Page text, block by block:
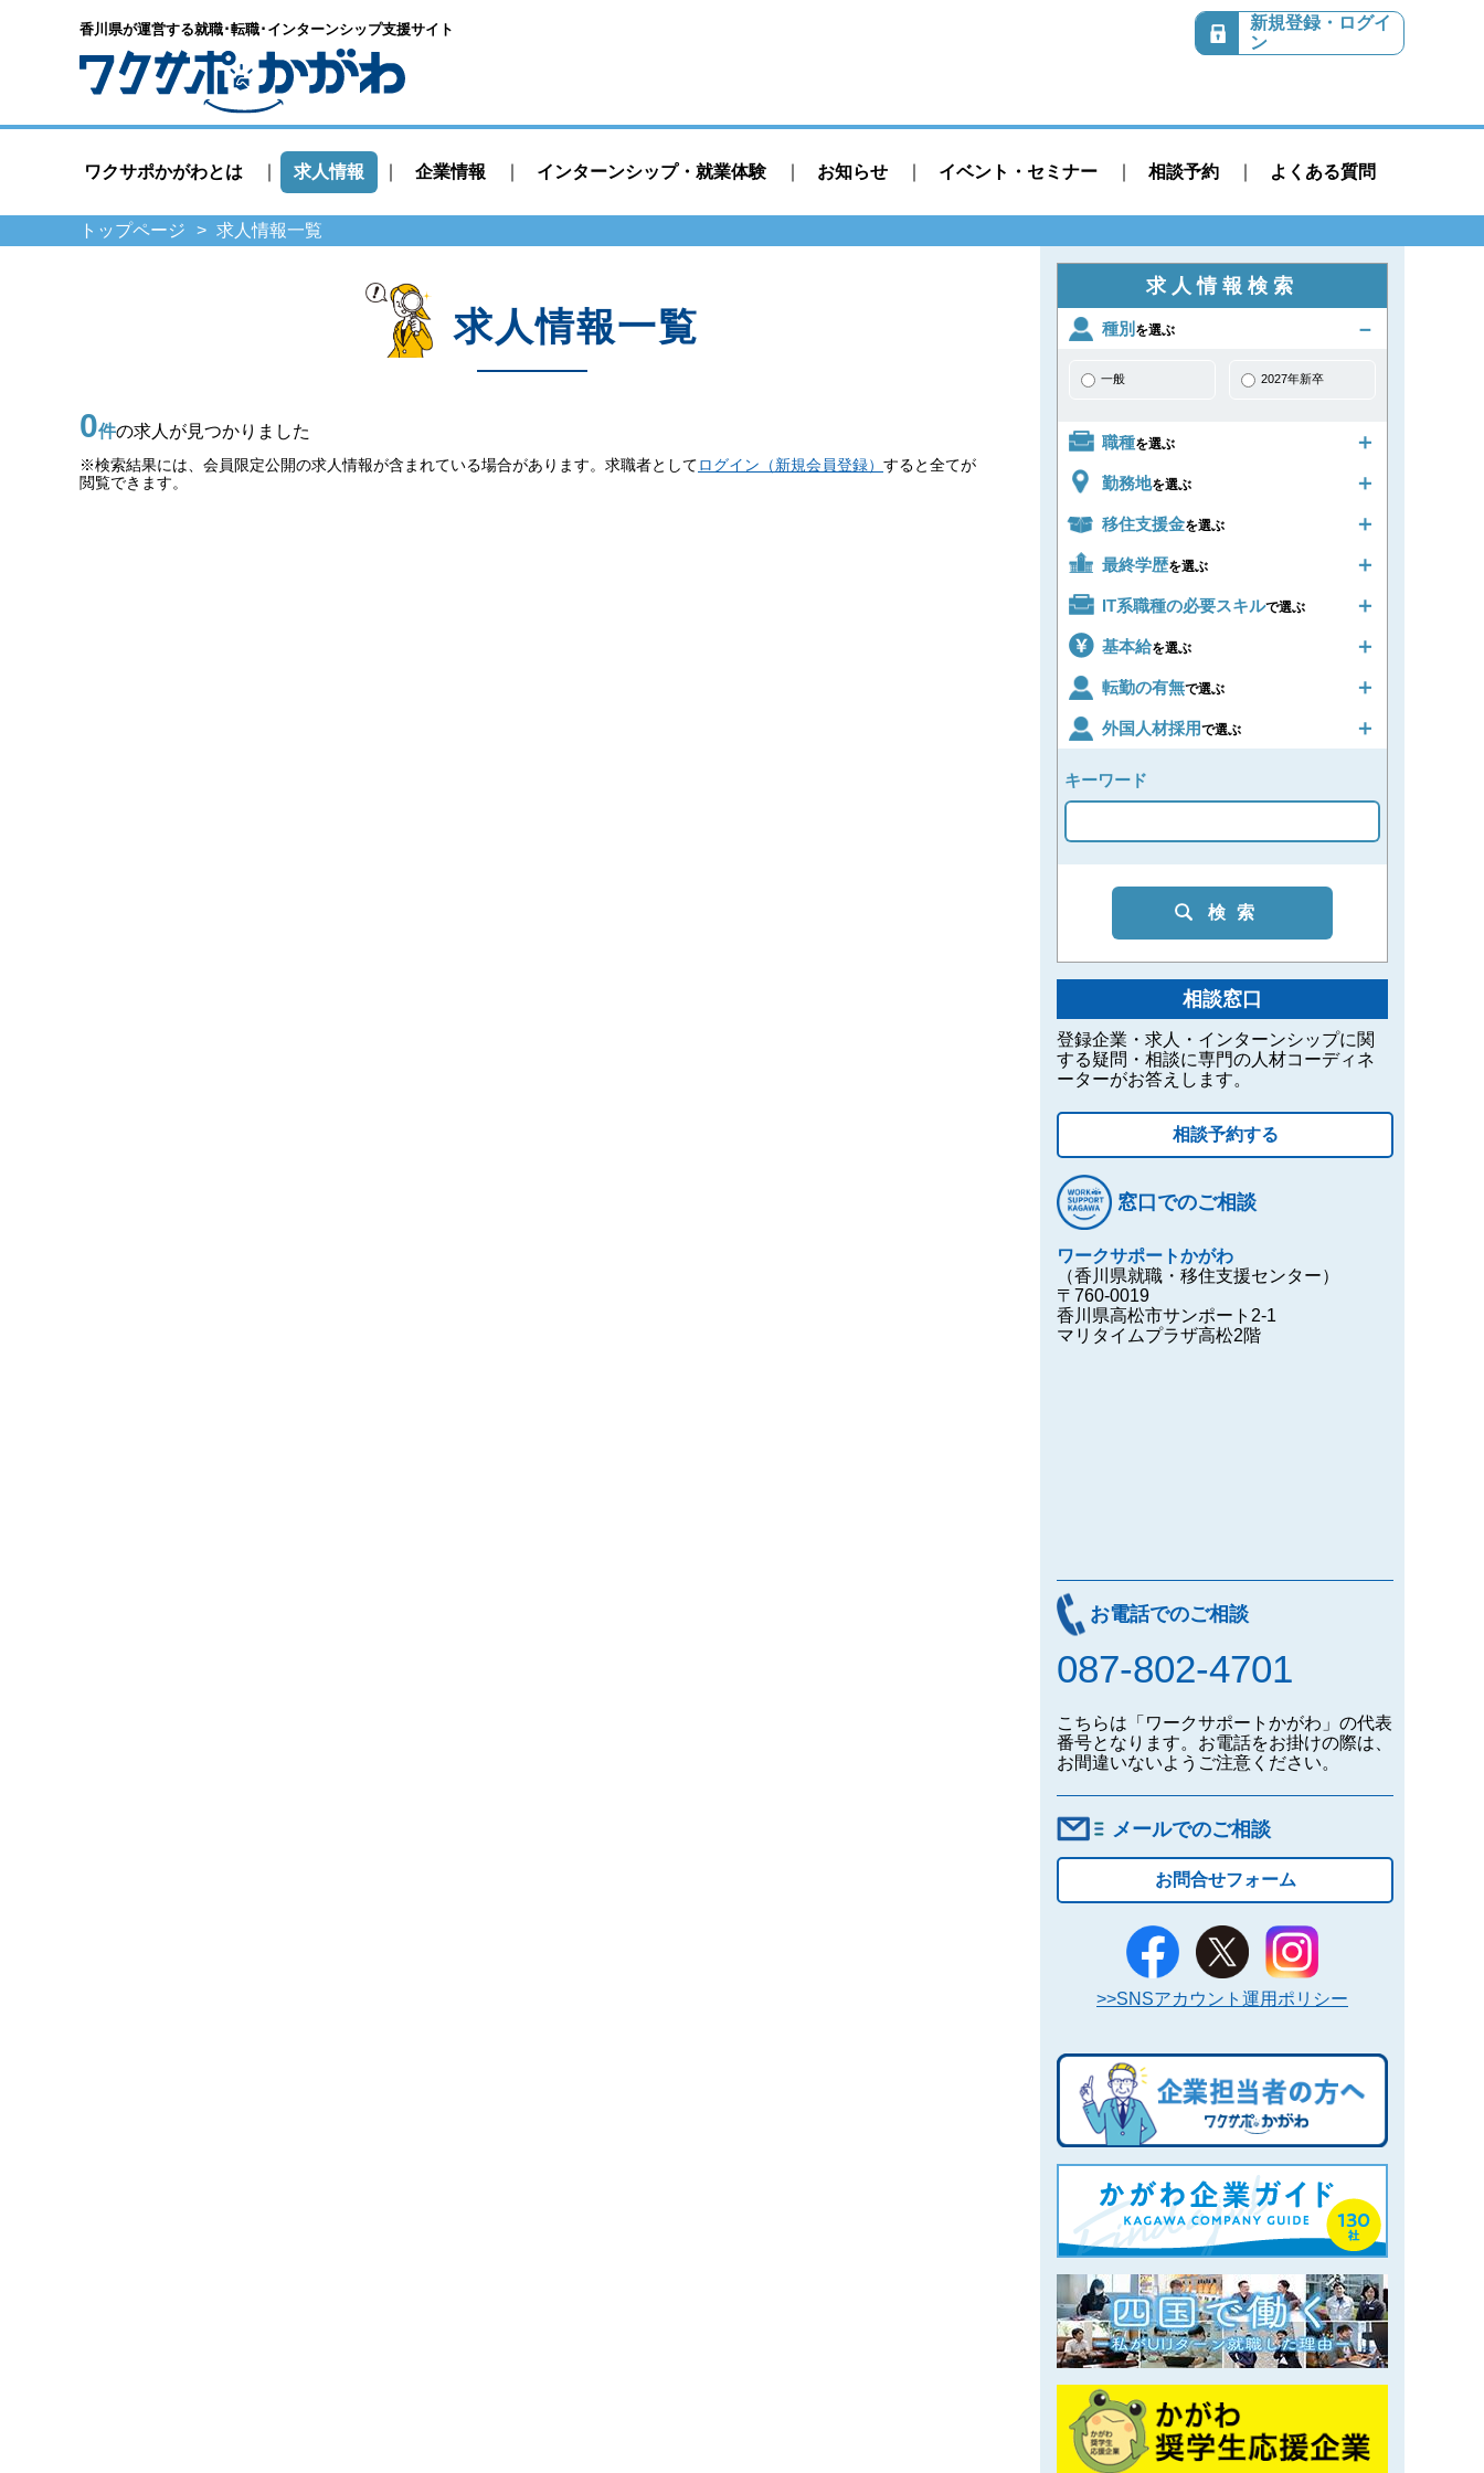
香川県が運営する就職･転職･ インターンシップ支援サイト
新規登録・ログイ
ン
ワクサポかがわとは 求人情報 企業情報 インターンシップ・就業体験 お知らせ イベント・セミナー 相談予約 よくある質問
トップページ 求人情報一覧
求人情報一覧
0件の求人が見つかりました
※検索結果には、会員限定公開の求人情報が含まれている場合があります。求職者としてログイン（新規会員登録） すると全てが
閲覧できます。
求人情報検索
種別 を選ぶ
一般 2027年新卒
職種を選ぶ
勤務地を選ぶ
移住支援金を選ぶ
最終学歴を選ぶ
IT系職種の必要スキルで選ぶ
基本給を選ぶ
転勤の有無で選ぶ
外国人材採用で選ぶ
キーワード
検索
相談窓口
登録企業・求人・インターンシップに関
する疑問・相談に専門の人材コーディネ
ーターがお答えします。
相談予約する
窓口でのご相談
ワークサポートかがわ
（香川県就職・移住支援センター）
〒760-0019
香川県高松市サンポート2-1
マリタイムプラザ高松2階
お電話でのご相談
087-802-4701
こちらは「ワークサポートかがわ」の代表
番号となります。お電話をお掛けの際は、
お間違いないようご注意ください。
メールでのご相談
お問合せフォーム
>>SNSアカウント運用ポリシー